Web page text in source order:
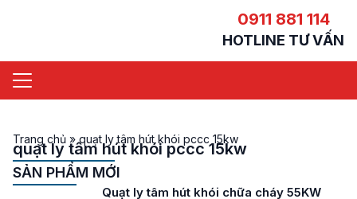
0911 881 114
HOTLINE TƯ VẤN
Trang chủ »quạt ly tâm hút khói pccc 15kw
quạt ly tâm hút khói pccc 15kw
SẢN PHẨM MỚI
Quạt ly tâm hút khói chữa cháy 55KW